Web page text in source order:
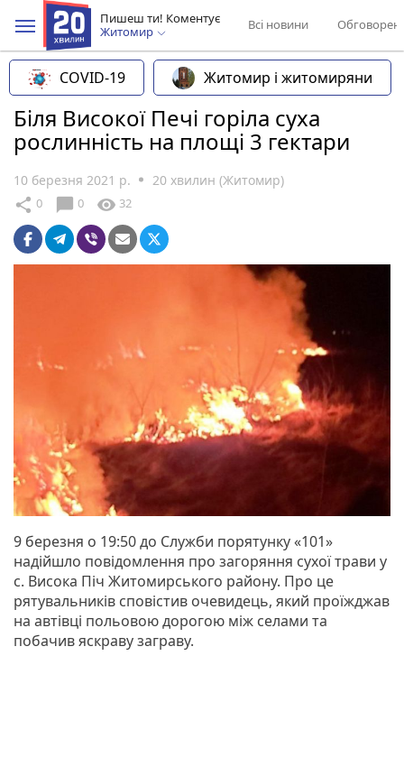
Пишеш ти! Коментує
Житомир
Всі новини
COVID-19 Житомир і житомиряни
Біля Високої Печі горіла суха
рослинність на площі 3 гектари
10 березня 2021 р. 20 хвилин (Житомир)
share 0 chat_bubble 0 visibility 32
9 березня о 19:50 до Служби порятунку «101»
надійшло повідомлення про загоряння сухої трави у
с. Висока Піч Житомирського району. Про це
рятувальників сповістив очевидець, який проїжджав
на автівці польовою дорогою між селами та
побачив яскраву заграву.